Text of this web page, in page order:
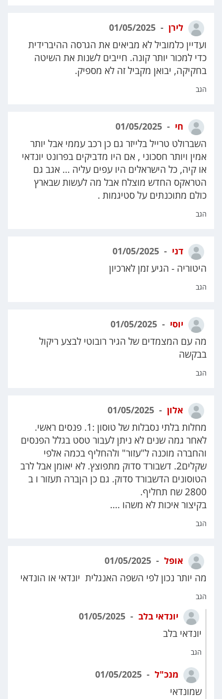
לירן
ועדיין כלמוביל לא מביאים את הגרסה ההיברידית
כדי למכור יותר קונה. חייבים לשנות את השיטה
בחקיקה, יבואן מקביל זה לא מספיק.
הגב
חי
השברולט טרייל בלייזר גם כן רכב עממי אבל יותר
אמין ויותר חסכוני , אם היו מדביקים בפרונט יונדאי
או קיה, כל הישראלים היו עפים עליה ... אגב גם
הטראקס החדש מוצלח אבל מה לעשות שבארץ
כולם מתוכנתים על סטיגמות .
הגב
דני
היטוריה - הגיע זמן לארכיון
הגב
יוסי
מה עם המצמדים של הגיר רובוטי לבצע ריקול
בבקשה
הגב
אלון
מחלות בלתי נסבלות של טוסון :1. פנסים ראשי.
לאחר גמה שנים לא ניתן לעבור טסט בגלל הפנסים
והחברה מוכנה ל"עזור" ולהחליף בכמה אלפי
שקלים2. דשבורד סדוק מתפוצץ. לא יאומן אבל לרב
הטוסונים הדשבורד סדוק. גם כן הןברה תעזור ו ב
2800 שח תחליף.
בקיצור איכות לא משהו ....
הגב
אופל
מה יותר נכון לפי השפה האנגלית יונדאי או הונדאי
הגב
יונדאי בלב
יונדאי בלב
הגב
מנכ"ל
שמונדאי